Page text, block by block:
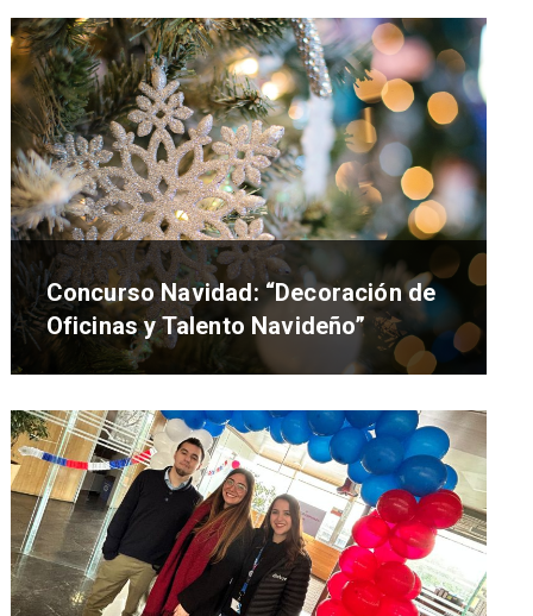
Concurso Navidad: “Decoración de
Oficinas y Talento Navideño”